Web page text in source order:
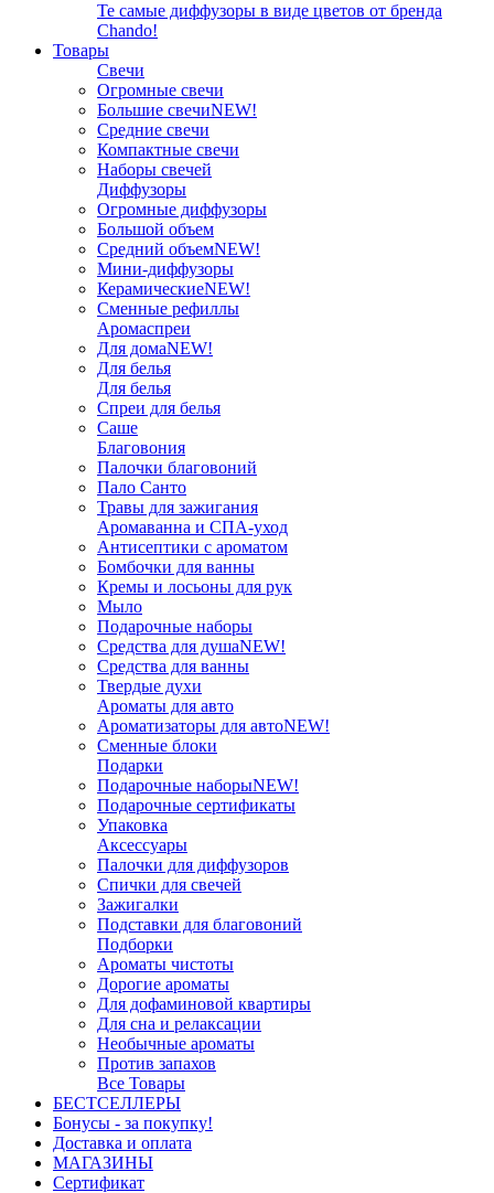
Те самые диффузоры в виде цветов от бренда
Chando!
Товары
Свечи
Огромные свечи
Большие свечиNEW!
Средние свечи
Компактные свечи
Наборы свечей
Диффузоры
Огромные диффузоры
Большой объем
Средний объемNEW!
Мини-диффузоры
КерамическиеNEW!
Сменные рефиллы
Аромаспреи
Для домаNEW!
Для белья
Для белья
Спреи для белья
Саше
Благовония
Палочки благовоний
Пало Санто
Травы для зажигания
Аромаванна и СПА-уход
Антисептики с ароматом
Бомбочки для ванны
Кремы и лосьоны для рук
Мыло
Подарочные наборы
Средства для душаNEW!
Средства для ванны
Твердые духи
Ароматы для авто
Ароматизаторы для автоNEW!
Сменные блоки
Подарки
Подарочные наборыNEW!
Подарочные сертификаты
Упаковка
Аксессуары
Палочки для диффузоров
Спички для свечей
Зажигалки
Подставки для благовоний
Подборки
Ароматы чистоты
Дорогие ароматы
Для дофаминовой квартиры
Для сна и релаксации
Необычные ароматы
Против запахов
Все Товары
БЕСТСЕЛЛЕРЫ
Бонусы - за покупку!
Доставка и оплата
МАГАЗИНЫ
Cертификат